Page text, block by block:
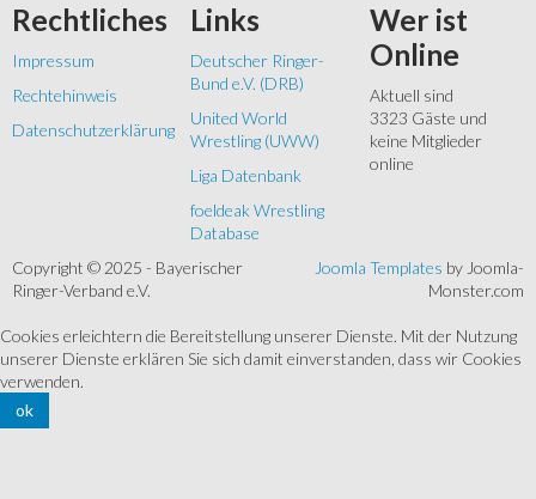
Rechtliches
Impressum
Rechtehinweis
Datenschutzerklärung
Links
Deutscher Ringer-
Bund e.V. (DRB)
United World
Wrestling (UWW)
Liga Datenbank
foeldeak Wrestling
Database
Wer ist
Online
Aktuell sind
3323 Gäste und
keine Mitglieder
online
Copyright © 2025 - Bayerischer
Ringer-Verband e.V.
Joomla Templates by Joomla-
Monster.com
Cookies erleichtern die Bereitstellung unserer Dienste. Mit der Nutzung
unserer Dienste erklären Sie sich damit einverstanden, dass wir Cookies
verwenden.
ok